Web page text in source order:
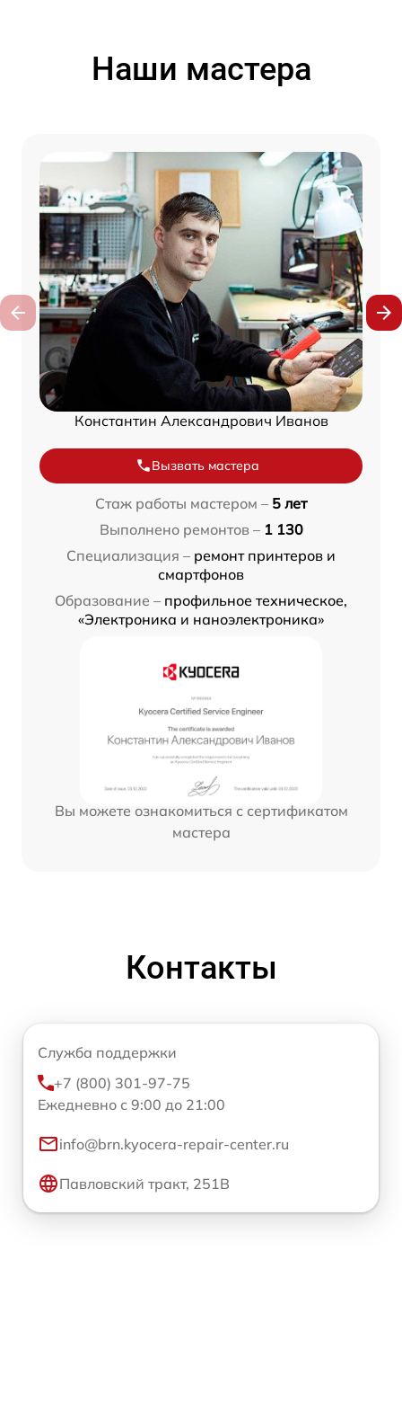
Наши мастера
Константин Александрович Иванов
Вызвать мастера
Стаж работы мастером – 5 лет
Выполнено ремонтов – 1 130
Специализация – ремонт принтеров и
смартфонов
Образование – профильное техническое,
«Электроника и наноэлектроника»
Вы можете ознакомиться с сертификатом
мастера
Контакты
Служба поддержки
+7 (800) 301-97-75
Ежедневно с 9:00 до 21:00
info@brn.kyocera-repair-center.ru
Павловский тракт, 251В